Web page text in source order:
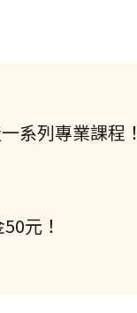
系列專業課程！
元！